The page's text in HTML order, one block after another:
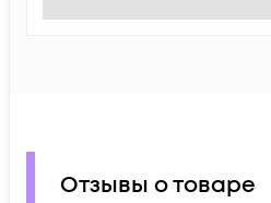
Отзывы о товаре